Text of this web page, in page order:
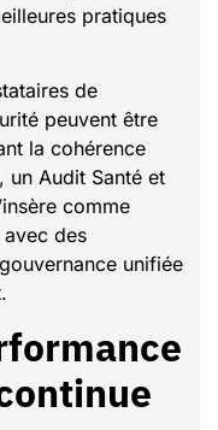
pratiques
de
peuvent être
la cohérence
un Audit Santé et
comme
avec des
unifiée